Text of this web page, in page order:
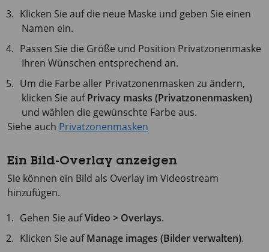
Klicken Sie auf die neue Maske und geben Sie einen
Namen ein.
Passen Sie die Größe und Position Privatzonenmaske
Ihren Wünschen entsprechend an.
Um die Farbe aller Privatzonenmasken zu ändern,
klicken Sie aufPrivacy masks (Privatzonenmasken)
und wählen die gewünschte Farbe aus.
Siehe auch Privatzonenmasken
Ein Bild-Overlay anzeigen
Sie können ein Bild als Overlay im Videostream
hinzufügen.
Gehen Sie aufVideo > Overlays.
Klicken Sie aufManage images (Bilder verwalten).